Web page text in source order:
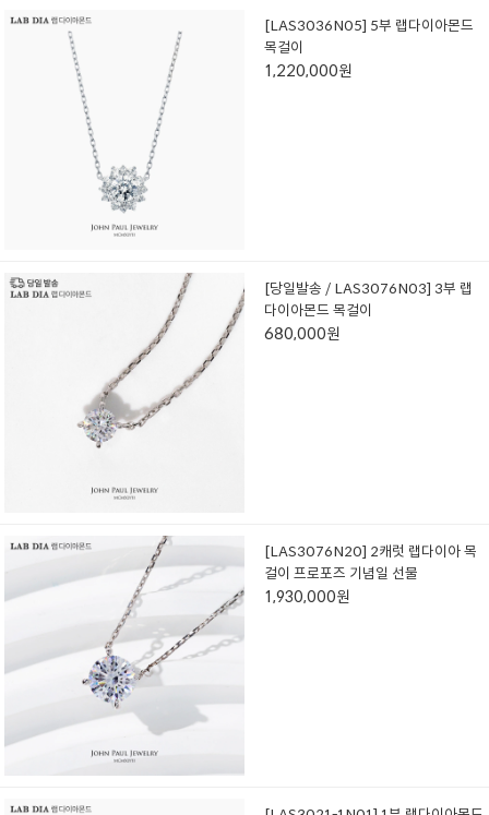
[LAS3036N05] 5부 랩다이아몬드
목걸이
1,220,000원
[당일발송 / LAS3076N03] 3부 랩
다이아몬드 목걸이
680,000원
[LAS3076N20] 2캐럿 랩다이아 목
걸이 프로포즈 기념일 선물
1,930,000원